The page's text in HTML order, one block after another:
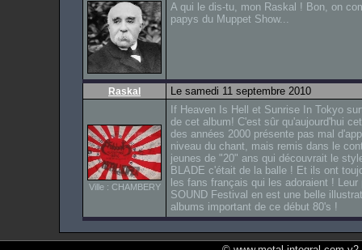
A qui le dis-tu, mon Raskal ! Bon, on
papys du Muppet Show...
Raskal Le samedi 11 septembre 2010
Ville : CHAMBERY
If Heaven Is Hell et Sunrise In Tokyo
de cet album! C'est sûr qu'aujourd'hui
des années 2000 présente pas mal
niveau du chant, mais remis dans le
jeunes de "20" ans qui découvrait le
BLADE c'était de la balle ! Et ils ont
les fans français qui les adoraient !
SOUND Festival en est une belle
albums important de ce début 80's !